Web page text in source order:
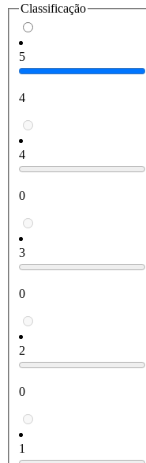
Classificação
5
4
4
0
3
0
2
0
1